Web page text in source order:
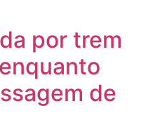
por trem
de